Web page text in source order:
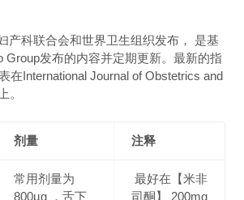
产科联合会和世界卫生组织发布， 是基
Group发布的内容并定期更新。最新的指
在International Journal of Obstetrics and
。
剂量 注释
常用剂量为
800µg ，舌下
最好在【米非
司酮】 200mg